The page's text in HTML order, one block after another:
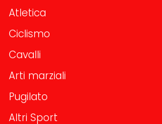
Atletica
Ciclismo
Cavalli
Arti marziali
Pugilato
Altri Sport